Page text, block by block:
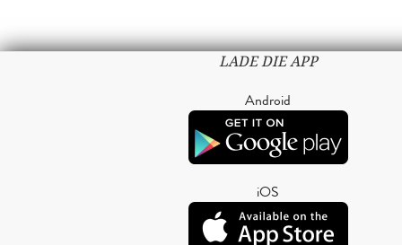
LADE DIE APP
Android
iOS